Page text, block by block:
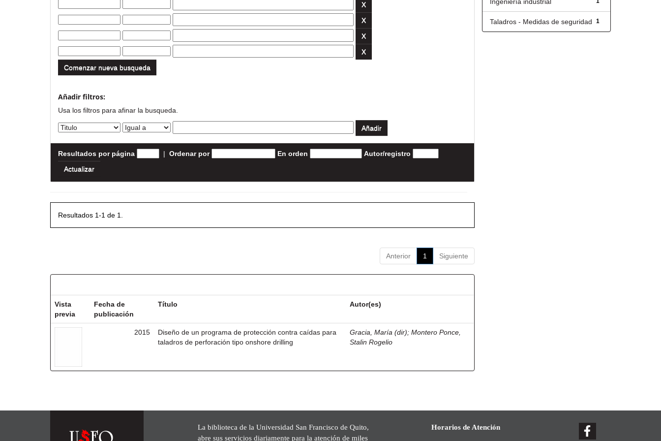
Comenzar nueva busqueda
Añadir filtros:
Usa los filtros para afinar la busqueda.
Resultados por página | Ordenar por En orden Autor/registro
Resultados 1-1 de 1.
Anterior 1 Siguiente
Vista
previa
Fecha de
publicación
Título Autor(es)
2015
Diseño de un programa de protección contra caídas para
taladros de perforación tipo onshore drilling
Gracia, María (dir);Montero Ponce,
Stalin Rogelio
1
Taladros - Medidas de seguridad
La biblioteca de la Universidad San Francisco de Quito,
abre sus servicios diariamente para la atención de miles
Horarios de Atención